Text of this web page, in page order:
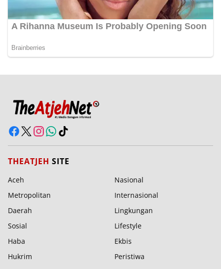
THEATJEH SITE
Aceh
Nasional
Metropolitan
Internasional
Daerah
Lingkungan
Sosial
Lifestyle
Haba
Ekbis
Hukrim
Peristiwa